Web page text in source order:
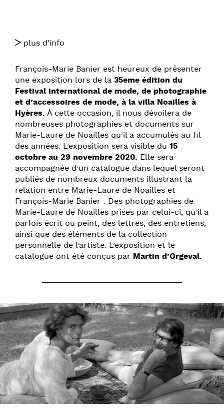
plus d'info
François-Marie Banier est heureux de présenter
une exposition lors de la 35eme édition du
Festival international de mode, de photographie
et d’accessoires de mode, à la villa Noailles à
Hyères. À cette occasion, il nous dévoilera de
nombreuses photographies et documents sur
Marie-Laure de Noailles qu’il a accumulés au fil
des années. L’exposition sera visible du 15
octobre au 29 novembre 2020. Elle sera
accompagnée d’un catalogue dans lequel seront
publiés de nombreux documents illustrant la
relation entre Marie-Laure de Noailles et
François-Marie Banier : Des photographies de
Marie-Laure de Noailles prises par celui-ci, qu’il a
parfois écrit ou peint, des lettres, des entretiens,
ainsi que des éléments de la collection
personnelle de l’artiste. L’exposition et le
catalogue ont été conçus par Martin d’Orgeval.